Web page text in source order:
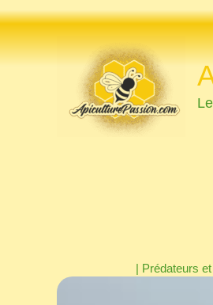
au
contenu
| Prédateurs